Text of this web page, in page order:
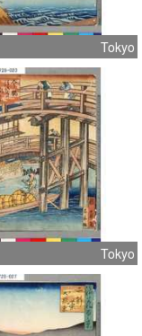
Tokyo
Tokyo